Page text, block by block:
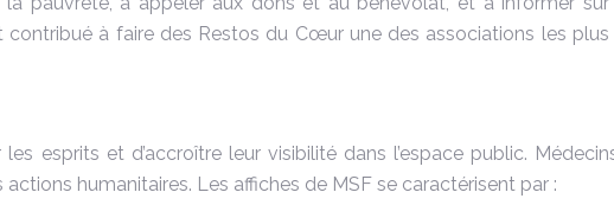
à faire des Restos du Cœur une des associations les
esprits et d’accroître leur visibilité dans l’espace public.
humanitaires. Les affiches de MSF se caractérisent par :